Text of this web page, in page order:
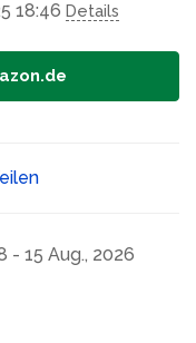
18:46 Details
- 15 Aug., 2026